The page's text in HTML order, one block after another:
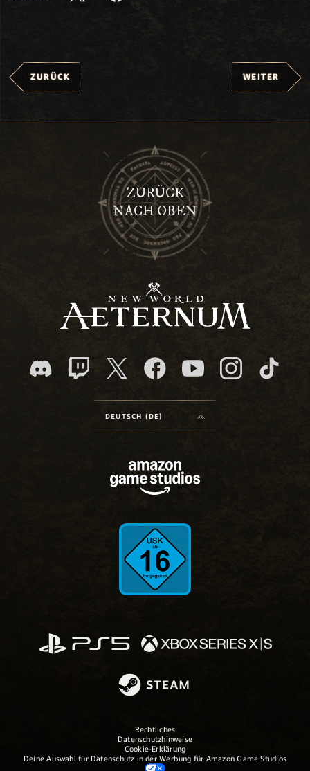
ZURÜCK WEITER
ZURÜCK
NACH OBEN
DEUTSCH (DE)
Rechtliches
Datenschutzhinweise
Cookie-Erklärung
Deine Auswahl für Datenschutz in der Werbung für Amazon Game Studios